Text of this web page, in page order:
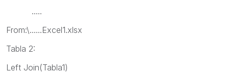
.....
From:\......Excel1.xlsx
Tabla 2:
Left Join(Tabla1)